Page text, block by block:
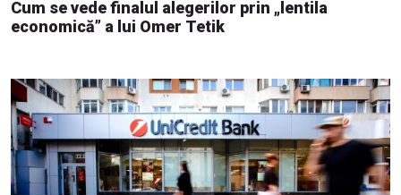
Cum se vede finalul alegerilor prin „lentila
economică” a lui Omer Tetik